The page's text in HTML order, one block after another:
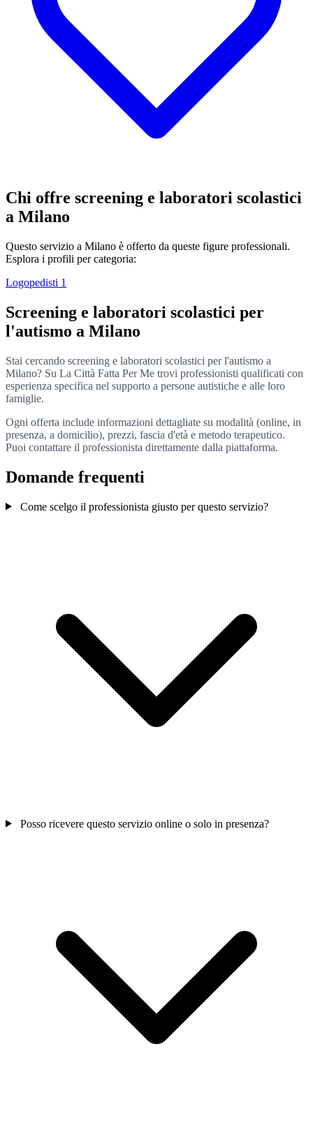
Chi offre screening e laboratori scolastici
a Milano
Questo servizio a Milano è offerto da queste figure professionali.
Esplora i profili per categoria:
Logopedisti 1
Screening e laboratori scolastici per
l'autismo a Milano
Stai cercando screening e laboratori scolastici per l'autismo a
Milano? Su La Città Fatta Per Me trovi professionisti qualificati con
esperienza specifica nel supporto a persone autistiche e alle loro
famiglie.
Ogni offerta include informazioni dettagliate su modalità (online, in
presenza, a domicilio), prezzi, fascia d'età e metodo terapeutico.
Puoi contattare il professionista direttamente dalla piattaforma.
Domande frequenti
Come scelgo il professionista giusto per questo servizio?
Posso ricevere questo servizio online o solo in presenza?